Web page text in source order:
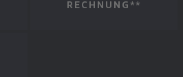
RECHNUNG**